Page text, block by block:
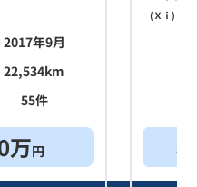
2017年9月
22,534km
55件
万円
( Ｘｉ )